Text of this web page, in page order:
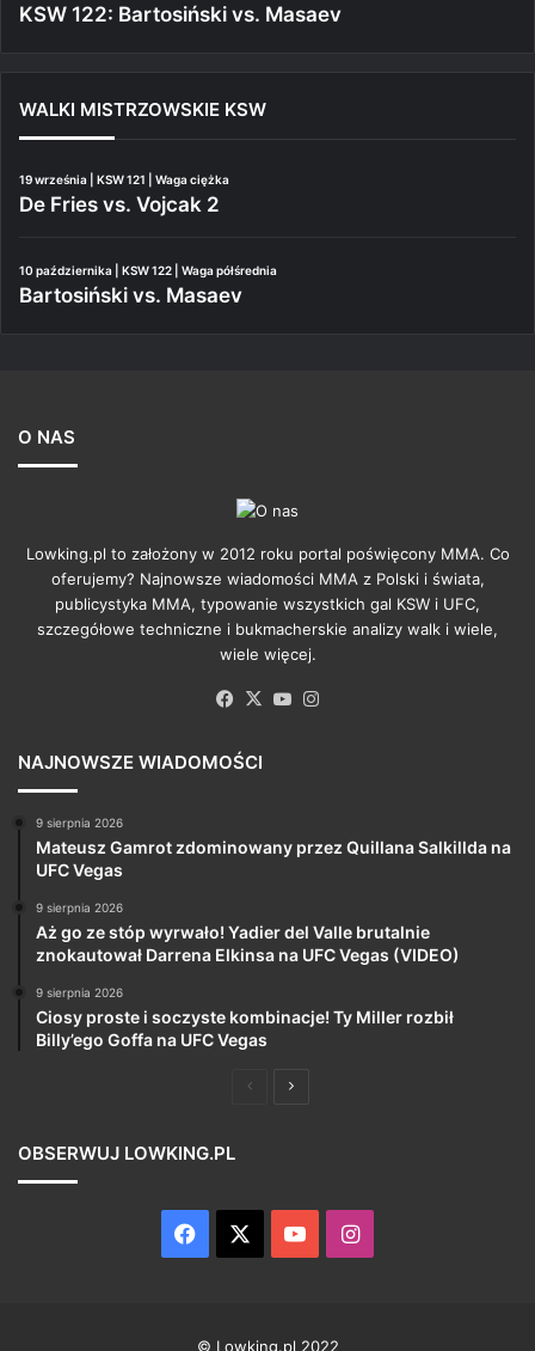
KSW 122: Bartosiński vs. Masaev
WALKI MISTRZOWSKIE KSW
19 września | KSW 121 | Waga ciężka
De Fries vs. Vojcak 2
10 października | KSW 122 | Waga półśrednia
Bartosiński vs. Masaev
O NAS
Lowking.pl to założony w 2012 roku portal poświęcony MMA. Co
oferujemy? Najnowsze wiadomości MMA z Polski i świata,
publicystyka MMA, typowanie wszystkich gal KSW i UFC,
szczegółowe techniczne i bukmacherskie analizy walk i wiele,
wiele więcej.
Facebook
X YouTube
NAJNOWSZE WIADOMOŚCI
9 sierpnia 2026
Mateusz Gamrot zdominowany przez Quillana Salkillda na
UFC Vegas
9 sierpnia 2026
Aż go ze stóp wyrwało! Yadier del Valle brutalnie
znokautował Darrena Elkinsa na UFC Vegas (VIDEO)
9 sierpnia 2026
Ciosy proste i soczyste kombinacje! Ty Miller rozbił
Billy’ego Goffa na UFC Vegas
PoprzedniaNastępna
OBSERWUJ LOWKING.PL
Facebook YouTubeInstagram
© Lowking.pl 2022